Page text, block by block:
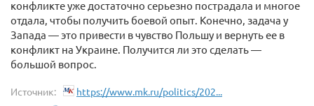
конфликте уже достаточно серьезно пострадала и многое
отдала, чтобы получить боевой опыт. Конечно, задача у
Запада — это привести в чувство Польшу и вернуть ее в
конфликт на Украине. Получится ли это сделать —
большой вопрос.
Источник: https://www.mk.ru/politics/202...